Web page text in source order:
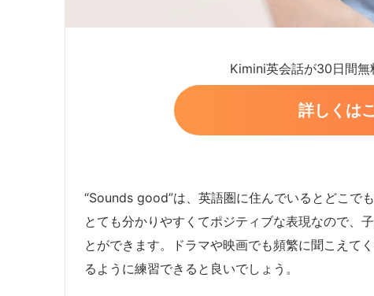
Kimini英会話が30日間無
詳しくは
“Sounds good”は、英語圏に住んでいるとどこで
とても分かりやすくてポジティブな表現なので、
とができます。ドラマや映画でも頻繁に聞こえて
るように練習できると良いでしょう。